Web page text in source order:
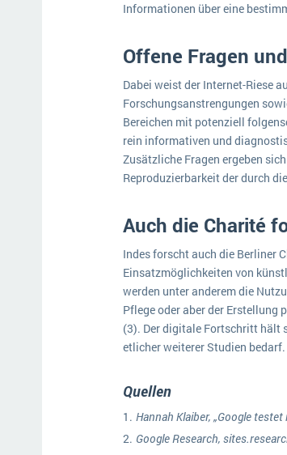
Informationen über eine
Offene Fragen
Dabei weist der Internet-Riese
Forschungsanstrengungen
Bereichen mit potenziell
rein informativen und
Zusätzliche Fragen ergeben
Reproduzierbarkeit der durch
Auch die Charité
Indes forscht auch die Berliner
Einsatzmöglichkeiten von
werden unter anderem die
Pflege oder aber der
(3). Der digitale Fortschritt hält
etlicher weiterer Studien bedarf.
Quellen
Hannah Klaiber, „Google
Google Research,